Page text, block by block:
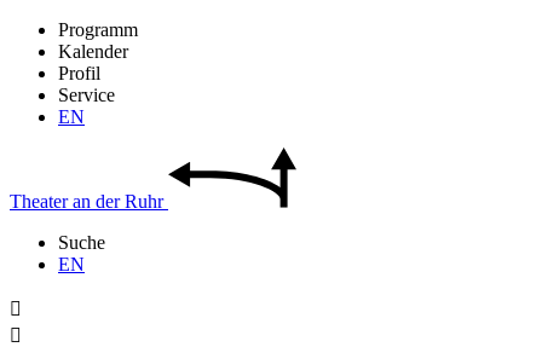
Programm
Kalender
Profil
Service
EN
Theateran derRuhr
Suche
EN

